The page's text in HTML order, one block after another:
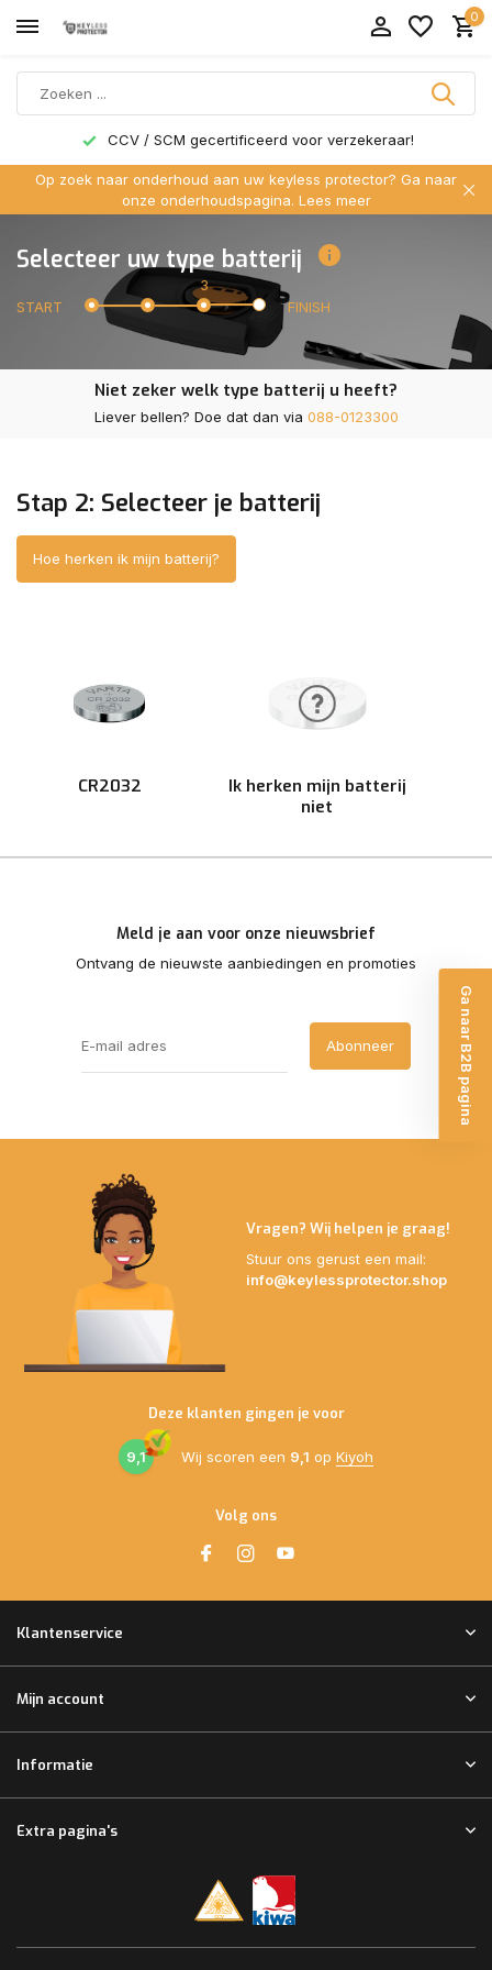
0
CCV / SCM gecertificeerd voor verzekeraar!
Op zoek naar onderhoud aan uw keyless protector? Ga naar
onze onderhoudspagina. Lees meer
Selecteer uw type batterij
START
3
FINISH
Niet zeker welk type batterij u heeft?
Liever bellen? Doe dat dan via 088-0123300
Stap 2: Selecteer je batterij
Hoe herken ik mijn batterij?
CR2032
Ik herken mijn batterij
niet
Meld je aan voor onze nieuwsbrief
Ontvang de nieuwste aanbiedingen en promoties
Abonneer
Vragen? Wij helpen je graag!
Stuur ons gerust een mail:
info@keylessprotector.shop
Deze klanten gingen je voor
9,1 Wij scoren een 9,1 op Kiyoh
Volg ons
Klantenservice
Mijn account
Informatie
Extra pagina's
Ga naar B2B pagina